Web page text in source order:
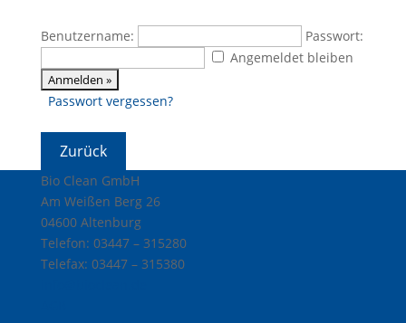
Benutzername:
Passwort:
Angemeldet bleiben
Passwort vergessen?
Bio Clean GmbH
Am Weißen Berg 26
04600 Altenburg
Telefon: 03447 – 315280
Telefax: 03447 – 315380